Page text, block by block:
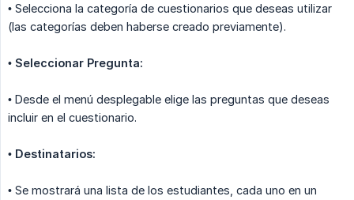
• Selecciona la categoría de cuestionarios que deseas utilizar
(las categorías deben haberse creado previamente).
• Seleccionar Pregunta:
• Desde el menú desplegable elige las preguntas que deseas
incluir en el cuestionario.
• Destinatarios:
• Se mostrará una lista de los estudiantes, cada uno en un